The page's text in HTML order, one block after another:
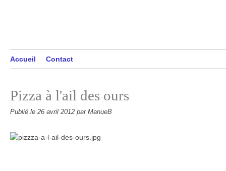
Accueil Contact
Pizza à l'ail des ours
Publié le 26 avril 2012 par ManueB